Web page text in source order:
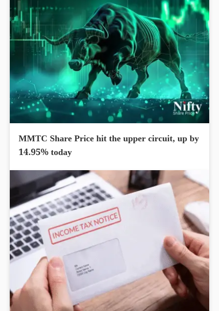
MMTC Share Price hit the upper circuit, up by
14.95% today